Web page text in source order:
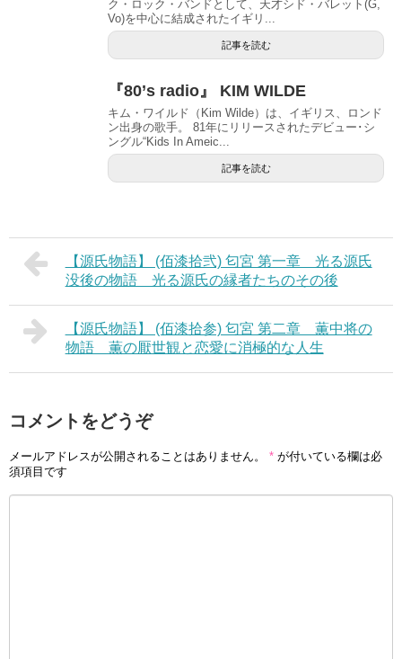
ク・ロック・バンドとして、天才シド・バレット(G,
Vo)を中心に結成されたイギリ...
記事を読む
『80’s radio』 KIM WILDE
キム・ワイルド（Kim Wilde）は、イギリス、ロンド
ン出身の歌手。 81年にリリースされたデビュー･シ
ングル“Kids In Ameic...
記事を読む
【源氏物語】 (佰漆拾弐) 匂宮 第一章 光る源氏
没後の物語 光る源氏の縁者たちのその後
【源氏物語】 (佰漆拾参) 匂宮 第二章 薫中将の
物語 薫の厭世観と恋愛に消極的な人生
コメントをどうぞ
メールアドレスが公開されることはありません。 * が付いている欄は必
須項目です